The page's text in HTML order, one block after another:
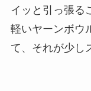
イッと引っ張る
軽いヤーンボウ
て、それが少し